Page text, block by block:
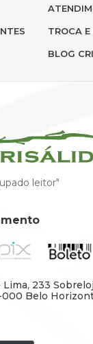
TROCA
BLOG
leitor"
233
Belo